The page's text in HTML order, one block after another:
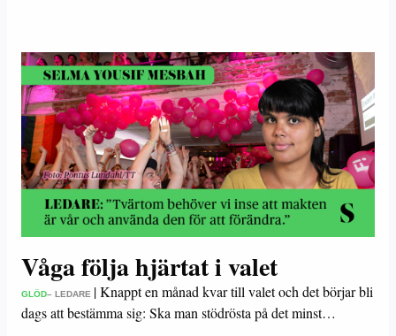
Våga följa hjärtat i valet
GLÖD– LEDARE |Knappt en månad kvar till valet och det börjar bli
dags att bestämma sig: Ska man stödrösta på det minst…